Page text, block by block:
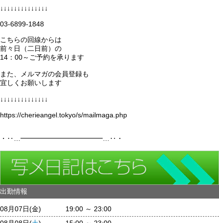
↓↓↓↓↓↓↓↓↓↓↓↓↓↓
03-6899-1848
こちらの回線からは
前々日（二日前）の
14：00～ご予約を承ります
また、メルマガの会員登録も
宜しくお願いします
↓↓↓↓↓↓↓↓↓↓↓↓↓↓
https://cherieangel.tokyo/s/mailmaga.php
・‥…━━━━━━━━━━━━…‥・
出勤情報
08月07日(金)
19:00 ～ 23:00